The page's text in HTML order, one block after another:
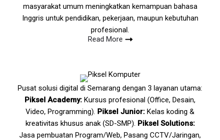
masyarakat umum meningkatkan kemampuan bahasa
Inggris untuk pendidikan, pekerjaan, maupun kebutuhan
profesional.
Read More
Pusat solusi digital di Semarang dengan 3 layanan utama:
Piksel Academy: Kursus profesional (Office, Desain,
Video, Programming). Piksel Junior: Kelas koding &
kreativitas khusus anak (SD-SMP). Piksel Solutions:
Jasa pembuatan Program/Web, Pasang CCTV/Jaringan,